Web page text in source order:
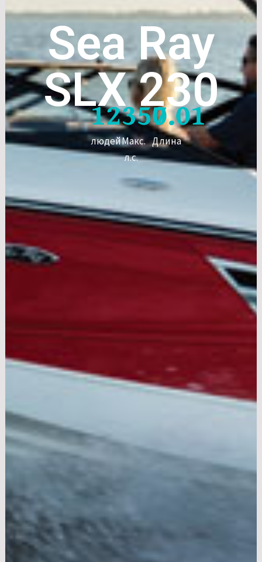
Sea Ray
SLX 230
12
людей
350
Макс.
л.с.
7.01
Длина